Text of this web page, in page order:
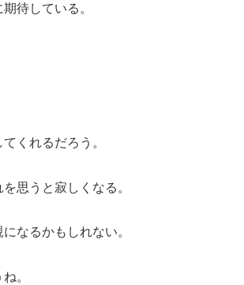
待している。
くれるだろう。
思うと寂しくなる。
なるかもしれない。
。